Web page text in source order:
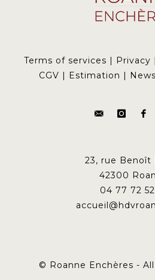
Terms of services Privacy
CGV
Estimation
23, rue Benoît
42300
04 77 72
© Roanne Enchères -